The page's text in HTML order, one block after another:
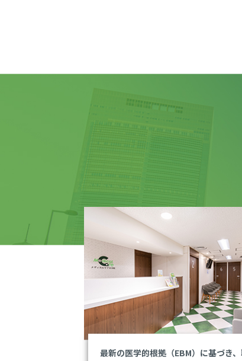
最新の医学的根拠（EBM）に基づき